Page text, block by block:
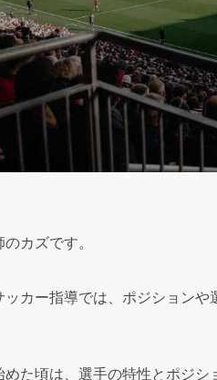
カズです。
ッカー指導では、ポジション
めた頃は、選手の特性とポジ